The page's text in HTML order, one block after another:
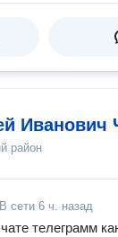
Иванович
район
В сети 6 ч. назад
телеграмм